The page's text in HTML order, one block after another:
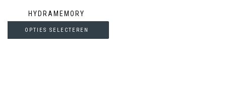
HYDRAMEMORY
OPTIES SELECTEREN